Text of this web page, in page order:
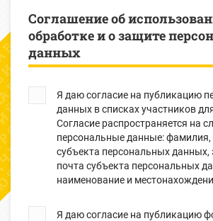
Соглашение об
обработке и о защите
данных
Я даю согласие на публикацию
данных в списках участников
Согласие распространяется на
персональные данные: фамилия, имя и отчество
субъекта персональных данных, электроная
почта субъекта персональных
наименование и
Я даю согласие на публикацию